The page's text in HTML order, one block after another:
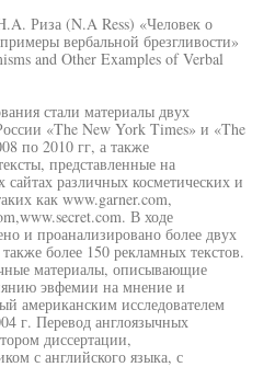
Риза (N.A Ress) «Человек о
вербальной брезгливости»
and Other Examples of Verbal
стали материалы двух
«The New York Times» и «The
по 2010 гг, а также
представленные на
различных косметических и
как www.garner.com,
В ходе
и проанализировано более двух
более 150 рекламных текстов.
материалы, описывающие
эвфемии на мнение и
американским исследователем
г. Перевод англоязычных
диссертации,
с английского языка, с